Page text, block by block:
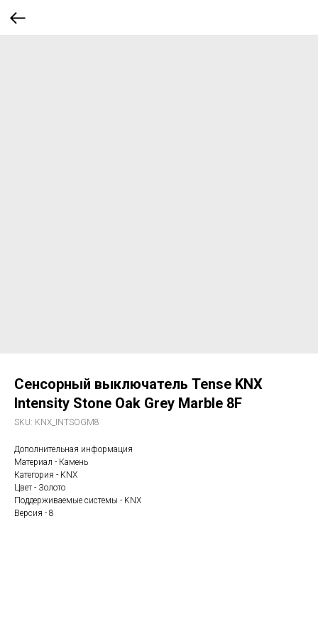
Сенсорный выключатель Tense KNX
Intensity Stone Oak Grey Marble 8F
SKU: KNX_INTSOGM8
Дополнительная информация
Материал - Камень
Категория - KNX
Цвет - Золото
Поддерживаемые системы - KNX
Версия - 8